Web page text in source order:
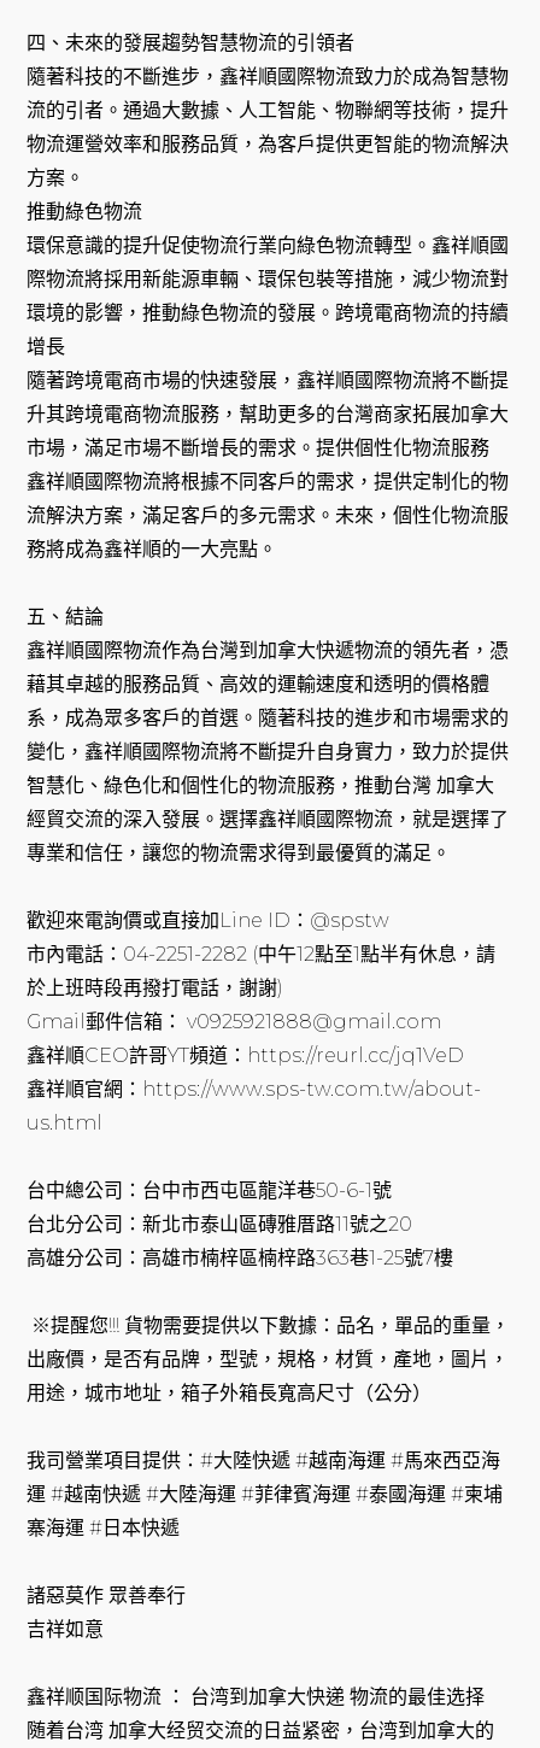
四、未來的發展趨勢智慧物流的引領者
隨著科技的不斷進步，鑫祥順國際物流致力於成為智慧物
流的引者。通過大數據、人工智能、物聯網等技術，提升
物流運營效率和服務品質，為客戶提供更智能的物流解決
方案。
推動綠色物流
環保意識的提升促使物流行業向綠色物流轉型。鑫祥順國
際物流將採用新能源車輛、環保包裝等措施，減少物流對
環境的影響，推動綠色物流的發展。跨境電商物流的持續
增長
隨著跨境電商市場的快速發展，鑫祥順國際物流將不斷提
升其跨境電商物流服務，幫助更多的台灣商家拓展加拿大
市場，滿足市場不斷增長的需求。提供個性化物流服務
鑫祥順國際物流將根據不同客戶的需求，提供定制化的物
流解決方案，滿足客戶的多元需求。未來，個性化物流服
務將成為鑫祥順的一大亮點。
五、結論
鑫祥順國際物流作為台灣到加拿大快遞物流的領先者，憑
藉其卓越的服務品質、高效的運輸速度和透明的價格體
系，成為眾多客戶的首選。隨著科技的進步和市場需求的
變化，鑫祥順國際物流將不斷提升自身實力，致力於提供
智慧化、綠色化和個性化的物流服務，推動台灣 加拿大
經貿交流的深入發展。選擇鑫祥順國際物流，就是選擇了
專業和信任，讓您的物流需求得到最優質的滿足。
歡迎來電詢價或直接加Line ID：@spstw
市內電話：04-2251-2282 (中午12點至1點半有休息，請
於上班時段再撥打電話，謝謝)
Gmail郵件信箱： v0925921888@gmail.com
鑫祥順CEO許哥YT頻道：https://reurl.cc/jq1VeD
鑫祥順官網：https://www.sps-tw.com.tw/about-
us.html
台中總公司：台中市西屯區龍洋巷50-6-1號
台北分公司：新北市泰山區磚雅厝路11號之20
高雄分公司：高雄市楠梓區楠梓路363巷1-25號7樓
※提醒您!!! 貨物需要提供以下數據：品名，單品的重量，
出廠價，是否有品牌，型號，規格，材質，產地，圖片，
用途，城市地址，箱子外箱長寬高尺寸（公分）
我司營業項目提供：#大陸快遞 #越南海運 #馬來西亞海
運 #越南快遞 #大陸海運 #菲律賓海運 #泰國海運 #柬埔
寨海運 #日本快遞
諸惡莫作 眾善奉行
吉祥如意
鑫祥顺国际物流 ： 台湾到加拿大快递 物流的最佳选择
随着台湾 加拿大经贸交流的日益紧密，台湾到加拿大的